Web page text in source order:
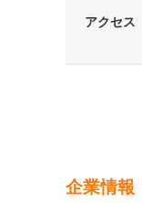
アクセス
企業情報